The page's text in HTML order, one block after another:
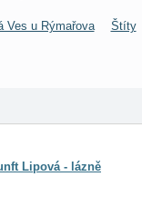
Ves u Rýmařova Štíty
Lipová - lázně